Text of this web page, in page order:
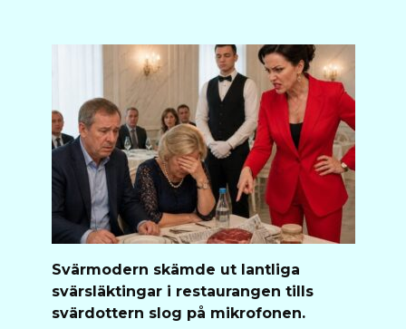
Svärmodern skämde ut lantliga
svärsläktingar i restaurangen tills
svärdottern slog på mikrofonen.